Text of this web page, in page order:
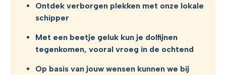
Ontdek verborgen plekken met onze lokale
schipper
Met een beetje geluk kun je dolfijnen
tegenkomen, vooral vroeg in de ochtend
Op basis van jouw wensen kunnen we bij